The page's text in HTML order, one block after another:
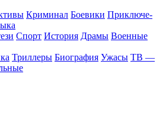
Кри­ми­нал Бое­ви­ки При­клю­че­
Спорт Ис­то­рия Дра­мы Во­ен­ные
Трил­ле­ры Био­гра­фия Ужа­сы ТВ —